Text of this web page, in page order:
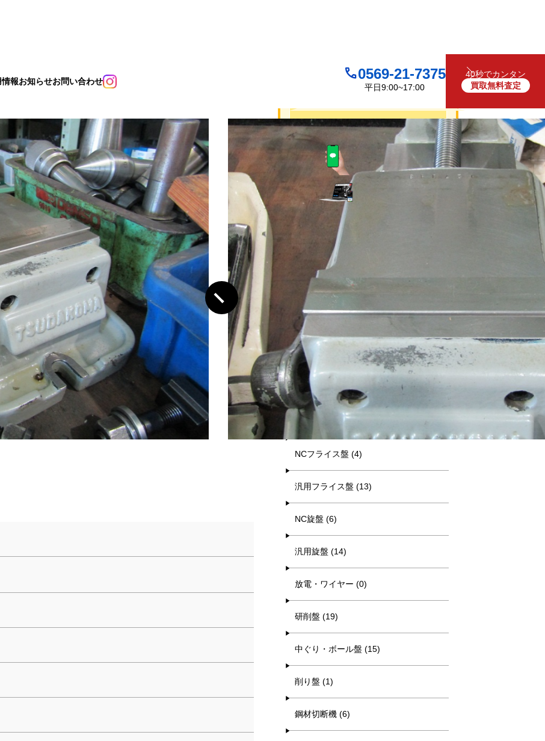
報お知らせお問い合わせ 0569-21-7375
平日9:00~17:00
40秒でカンタン
買取無料査定
買取について
お見積り・査定は無料
LINEで査定 （友だち追加）
買取フォームで査定
お電話でも受け付けております
0569-21-7375
キーワード検索
カテゴリー一覧
マシニング (8)
NCフライス盤 (4)
汎用フライス盤 (13)
NC旋盤 (6)
汎用旋盤 (14)
放電・ワイヤー (0)
研削盤 (19)
中ぐり・ボール盤 (15)
削り盤 (1)
鋼材切断機 (6)